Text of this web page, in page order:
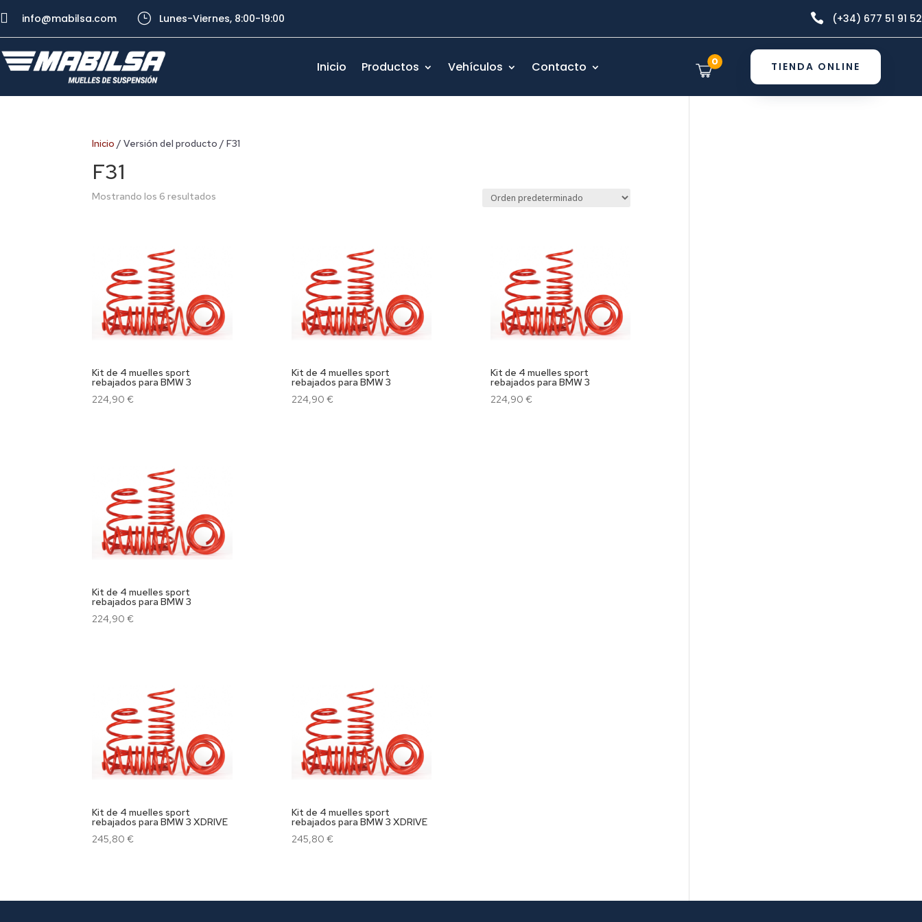
 info@mabilsa.com } Lunes-Viernes, 8:00-19:00  (+34) 677 51 91 52
Inicio Productos Vehículos Contacto TIENDA ONLINE
0
Inicio / Versión del producto / F31
F31
Mostrando los 6 resultados
Kit de 4 muelles sport
rebajados para BMW 3
224,90€
Kit de 4 muelles sport
rebajados para BMW 3
224,90 €
Kit de 4 muelles sport
rebajados para BMW 3
224,90 €
Kit de 4 muelles sport
rebajados para BMW 3
224,90€
Kit de 4 muelles sport
rebajados para BMW 3 XDRIVE
245,80€
Kit de 4 muelles sport
rebajados para BMW 3 XDRIVE
245,80 €